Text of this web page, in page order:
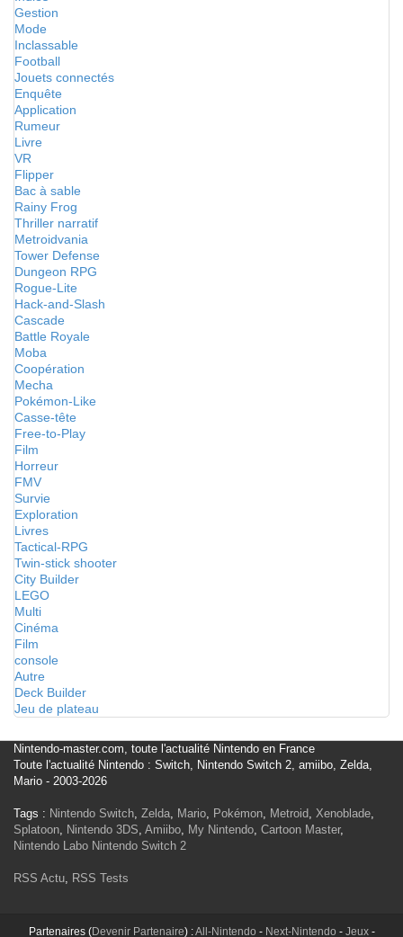
Gestion
Mode
Inclassable
Football
Jouets connectés
Enquête
Application
Rumeur
Livre
VR
Flipper
Bac à sable
Rainy Frog
Thriller narratif
Metroidvania
Tower Defense
Dungeon RPG
Rogue-Lite
Hack-and-Slash
Cascade
Battle Royale
Moba
Coopération
Mecha
Pokémon-Like
Casse-tête
Free-to-Play
Film
Horreur
FMV
Survie
Exploration
Livres
Tactical-RPG
Twin-stick shooter
City Builder
LEGO
Multi
Cinéma
Film
console
Autre
Deck Builder
Jeu de plateau
Nintendo-master.com, toute l'actualité Nintendo en France
Toute l'actualité Nintendo : Switch, Nintendo Switch 2, amiibo, Zelda,
Mario - 2003-2026
Tags : Nintendo Switch, Zelda, Mario, Pokémon, Metroid, Xenoblade,
Splatoon, Nintendo 3DS, Amiibo, My Nintendo, Cartoon Master,
Nintendo Labo Nintendo Switch 2
RSS Actu, RSS Tests
Partenaires (Devenir Partenaire) :All-Nintendo - Next-Nintendo - Jeux-